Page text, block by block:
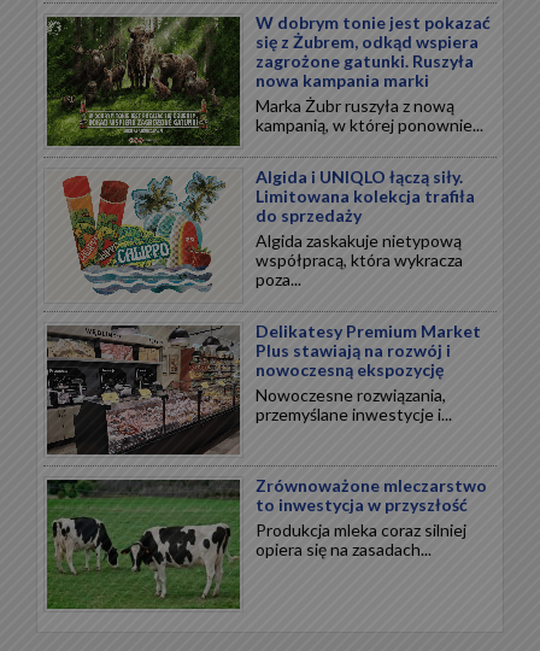
W dobrym tonie jest pokazać
się z Żubrem, odkąd wspiera
zagrożone gatunki. Ruszyła
nowa kampania marki
Marka Żubr ruszyła z nową
kampanią, w której ponownie...
Algida i UNIQLO łączą siły.
Limitowana kolekcja trafiła
do sprzedaży
Algida zaskakuje nietypową
współpracą, która wykracza
poza...
Delikatesy Premium Market
Plus stawiają na rozwój i
nowoczesną ekspozycję
Nowoczesne rozwiązania,
przemyślane inwestycje i...
Zrównoważone mleczarstwo
to inwestycja w przyszłość
Produkcja mleka coraz silniej
opiera się na zasadach...